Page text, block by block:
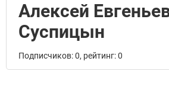
Алексей
Суспицын
Подписчиков: 0, рейтинг: 0